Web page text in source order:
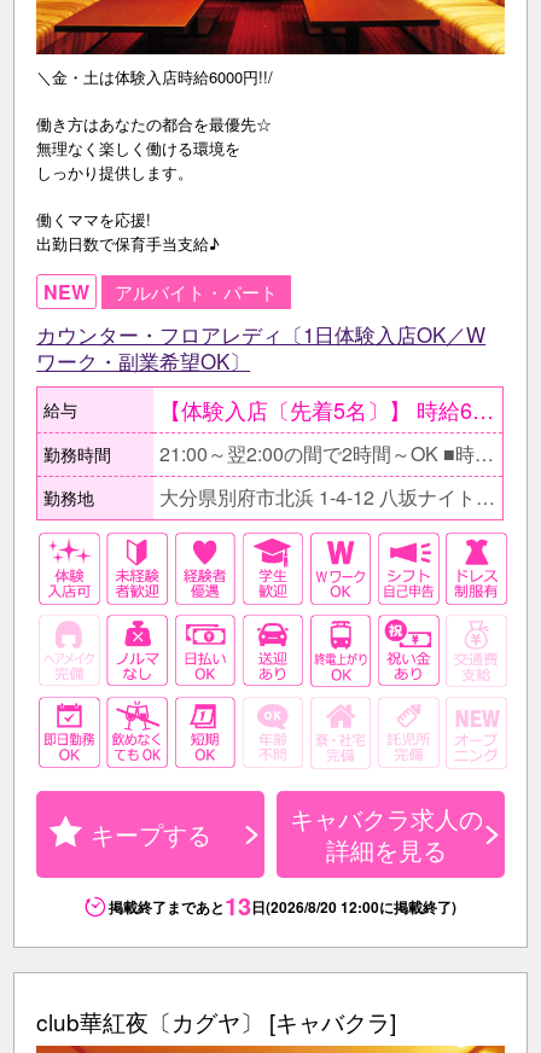
＼金・土は体験入店時給6000円!!/
働き方はあなたの都合を最優先☆
無理なく楽しく働ける環境を
しっかり提供します。
働くママを応援!
出勤日数で保育手当支給♪
NEW アルバイト・パート
カウンター・フロアレディ〔1日体験入店OK／W
ワーク・副業希望OK〕
給与 【体験入店〔先着5名〕】 時給6000円〔金曜・土曜〕 時給5000円〔平日〕 ●最低保証日給2万円。 ○体験入店は複数回OK。 ●当日全額現金支給。 【在籍後】 時給2500円以上＋各種高額バック有 〇同伴･指名バック100％、 ドリンク・ボトルキープバック30% 【月収例】 ≪Wワークで働くOLさんの場合≫ 時給2500円×1日3h×週3日 =月収9万円+各種高額バック!
勤務時間 21:00～翌2:00の間で2時間～OK ■時間帯はお気軽にご相談下さい。 □自分の生活スタイルを優先できるので気軽に働けますよ♪ ■もちろんフルタイムでガッツリ稼ぎたい方もお待ちしています！ □翌日の仕事に支障がない時間帯で調整できます。
勤務地 大分県別府市北浜 1-4-12 八坂ナイトタウンビル1F
キープする
キャバクラ求人の
詳細を見る
掲載終了まであと13日(2026/8/20 12:00に掲載終了)
club華紅夜〔カグヤ〕 [キャバクラ]